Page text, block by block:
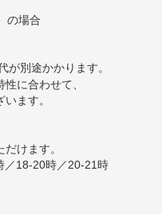
の場合
別途かかります。
に合わせて、
ます。
けます。
／18-20時／20-21時